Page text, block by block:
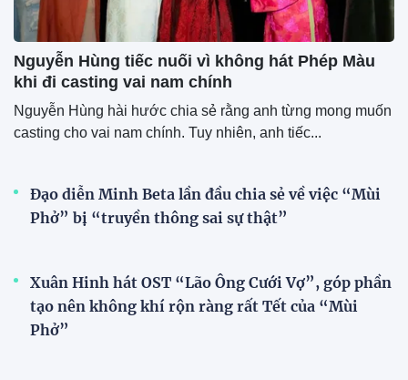
Nguyễn Hùng tiếc nuối vì không hát Phép Màu
khi đi casting vai nam chính
Nguyễn Hùng hài hước chia sẻ rằng anh từng mong muốn
casting cho vai nam chính. Tuy nhiên, anh tiếc...
Đạo diễn Minh Beta lần đầu chia sẻ về việc “Mùi
Phở” bị “truyền thông sai sự thật”
Xuân Hinh hát OST “Lão Ông Cưới Vợ”, góp phần
tạo nên không khí rộn ràng rất Tết của “Mùi
Phở”